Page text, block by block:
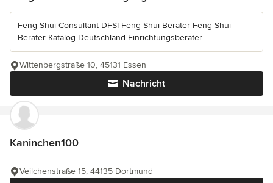
Feng Shui Consultant DFSI Feng Shui Berater Feng Shui-
Berater Katalog Deutschland Einrichtungsberater
Nachricht
Wittenbergstraße 10, 45131 Essen
Kaninchen100
Veilchenstraße 15, 44135 Dortmund